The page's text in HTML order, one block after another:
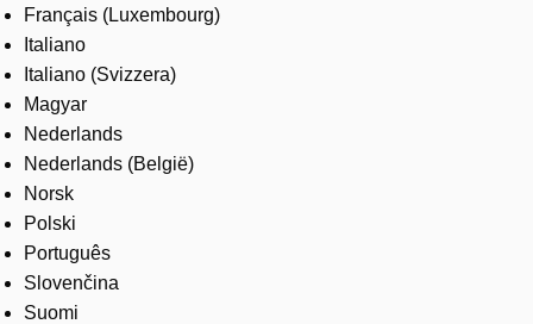
Français (Luxembourg)
Italiano
Italiano (Svizzera)
Magyar
Nederlands
Nederlands (België)
Norsk
Polski
Português
Slovenčina
Suomi